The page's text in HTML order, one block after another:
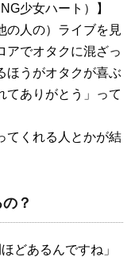
少女ハート）】
の人の）ライブを見
アでオタクに混ざっ
ほうがオタクが喜ぶ
てありがとう」って
てくれる人とかが結
？
どあるんですね」